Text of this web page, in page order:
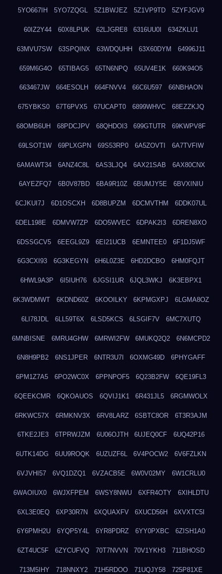
5YO667IH 5YO7ZQGL 5Z1BWJEZ 5Z1VP9TD 5ZYFJGV9
60IZ2Y44 60X8LPUK 62LJGRE8 6316UU0I 634ZKLU1
63MVU7SW 63SPQINX 63WDQUHH 63X60DYM 64996J11
659M6G4O 65TIBAG5 65TN6NPQ 65UV4E1K 660K94O5
663467JW 664ESOLH 664FNVV4 66C6U597 66NBHAON
675YBKS0 67T6PVX5 67UCAPT0 6899WHVC 68EZZKJQ
68OMB6UH 68PDCJPV 68QHDOI3 699GTUTR 69KWPV8F
69LSOT1W 69PLXGPN 69S53RP0 6A5ZOVTI 6A7TVFIW
6AMAWT34 6ANZ4C8L 6AS3LJQ4 6AX21SAB 6AX80CNX
6AYEZFQ7 6B0V87BD 6BA9R10Z 6BUMJY5E 6BVXINIU
6CJKUI7J 6D1OSCXH 6D8BUPZM 6DCMVTHM 6DDK07UL
6DEL198E 6DMVW7ZP 6DO5WVEC 6DPAK2I3 6DREN8XO
6DSSGCV5 6EEGL9Z9 6EI21UCB 6EMNTEE0 6F1DJ5WF
6G3CXI93 6G3KEGYN 6H6L0Z3E 6HD2DCBO 6HM0FQJT
6HWL9A3P 6I5IUH76 6JGSI1UR 6JQL3WKJ 6K3EBPX1
6K3WDMWT 6KDND60Z 6KOOILKY 6KPMGXPJ 6LGMA8OZ
6LI78JDL 6LL59T6X 6LSD5KCS 6LSGIF7V 6MC7XUTQ
6MNBISNE 6MRU4GHW 6MRWI2FW 6MUKQ2Q2 6N6MCPD2
6N8H9PB2 6NS1JPER 6NTR3U7I 6OXMG49D 6PHYGAFF
6PM1Z7A5 6PO2WC0X 6PPNPOF5 6Q23B2FW 6QE19FL3
6QEEKCMR 6QKOAUOS 6QVIJ1K1 6R431JL5 6RGMWOLX
6RKWC57X 6RMKNV3X 6RV8LARZ 6SBTC8OR 6T3R3AJM
6TKE2JE3 6TPRWJZM 6U06OJTH 6UJEQ0CF 6UQ42P16
6UTK14DG 6UU9ROQK 6UZUZF6L 6V4POCW2 6V6FZLKN
6VJVHI57 6VQ1DZQ1 6VZACB5E 6W0V02MY 6W1CRLU0
6WAOIUX0 6WJXFPEM 6WSY8NWU 6XFR4OTY 6XIHLDTU
6XL3E0EQ 6XP30R7N 6XQUAXFV 6XUCD56H 6XVXTC5I
6Y6PMH2U 6YQP5Y4L 6YR8PDRZ 6YY0PXBC 6ZISH1A0
6ZT4UC5F 6ZYCUFVQ 70T7NVVN 70V1YKH3 711BHOSD
713M5IHY 718NNXY2 71H5RDOO 71UQJY58 725P81XE